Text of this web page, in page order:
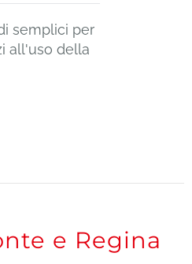
semplici per
all'uso della
e Regina